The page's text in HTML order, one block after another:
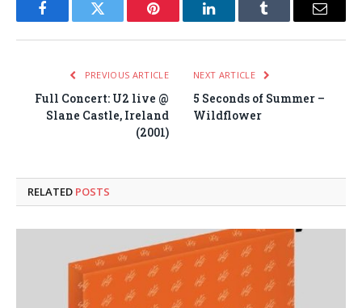
FacebookTwitter Pinterest LinkedInTumblr Email
PREVIOUS ARTICLE
Full Concert: U2 live @
Slane Castle, Ireland
(2001)
NEXT ARTICLE
5 Seconds of Summer –
Wildflower
RELATED POSTS